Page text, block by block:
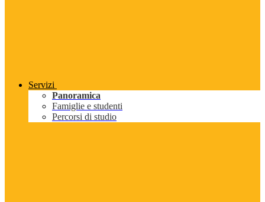
Servizi
Panoramica
Famiglie e studenti
Percorsi di studio